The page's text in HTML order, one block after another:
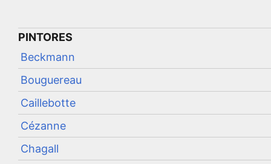
PINTORES
Beckmann
Bouguereau
Caillebotte
Cézanne
Chagall